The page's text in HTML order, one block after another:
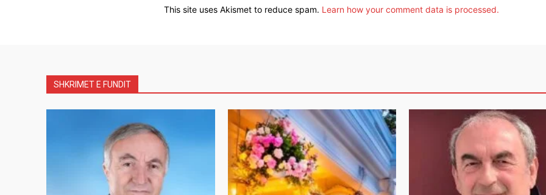
This site uses Akismet to reduce spam. Learn how your comment data is processed.
SHKRIMET E FUNDIT